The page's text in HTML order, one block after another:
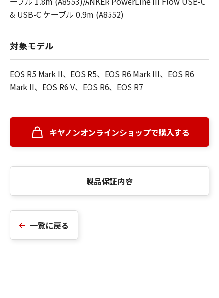
& USB-C ケーブル 0.9m (A8552)
対象モデル
EOS R5 Mark II、EOS R5、EOS R6 Mark III、EOS R6
Mark II、EOS R6 V、EOS R6、EOS R7
キヤノンオンラインショップで購入する
製品保証内容
一覧に戻る